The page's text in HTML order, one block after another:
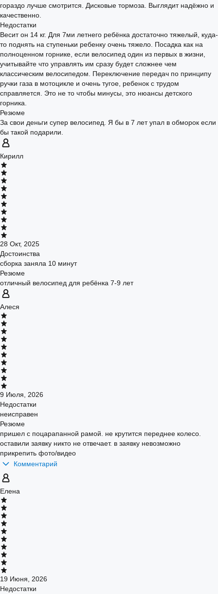
гораздо лучше смотрится. Дисковые тормоза. Выглядит надёжно и
качественно.
Недостатки
Весит он 14 кг. Для 7ми летнего ребёнка достаточно тяжелый, куда-
то поднять на ступеньки ребенку очень тяжело. Посадка как на
полноценном горнике, если велосипед один из первых в жизни,
учитывайте что управлять им сразу будет сложнее чем
классическим велосипедом. Переключение передач по принципу
ручки газа в мотоцикле и очень тугое, ребенок с трудом
справляется. Это не то чтобы минусы, это нюансы детского
горника.
Резюме
За свои деньги супер велосипед. Я бы в 7 лет упал в обморок если
бы такой подарили.
Кирилл
28 Окт, 2025
Достоинства
сборка заняла 10 минут
Резюме
отличный велосипед для ребёнка 7-9 лет
Алеся
9 Июля, 2026
Недостатки
неисправен
Резюме
пришел с поцарапанной рамой. не крутится переднее колесо.
оставили заявку никто не отвечает. в заявку невозможно
прикрепить фото/видео
Комментарий
Елена
19 Июня, 2026
Недостатки